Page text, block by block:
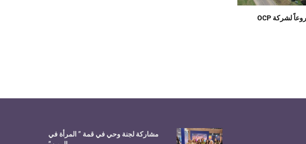
الحكومة تضم مشروعاً لشركة OCP
مشاركة لجنة وحي في قمة ” المرأة في